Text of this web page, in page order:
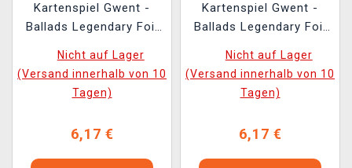
Kartenspiel Gwent -
Ballads Legendary Foil
Karten) ENG
(ENGLISCHE VERSION)
Nicht auf Lager
(Versand innerhalb von 10
Tagen)
6,17 €
Kartenspiel Gwent -
Ballads Legendary Foil
Karten) ENG
(ENGLISCHE VERSION)
Nicht auf Lager
(Versand innerhalb von 10
Tagen)
6,17 €